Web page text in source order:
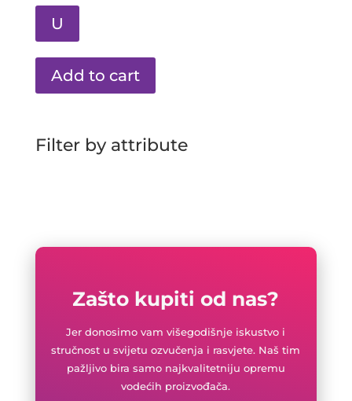
U
Add to cart
Filter by attribute
Zašto kupiti od nas?
Jer donosimo vam višegodišnje iskustvo i
stručnost u svijetu ozvučenja i rasvjete. Naš tim
pažljivo bira samo najkvalitetniju opremu
vodećih proizvođača.